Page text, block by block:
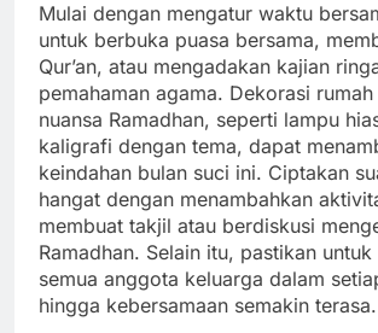
Mulai dengan mengatur waktu
untuk berbuka puasa bersama,
Qur’an, atau mengadakan kajian
pemahaman agama. Dekorasi
nuansa Ramadhan, seperti lampu
kaligrafi dengan tema, dapat
keindahan bulan suci ini. Ciptakan
hangat dengan menambahkan
membuat takjil atau berdiskusi
Ramadhan. Selain itu, pastikan
semua anggota keluarga dalam
hingga kebersamaan semakin terasa.